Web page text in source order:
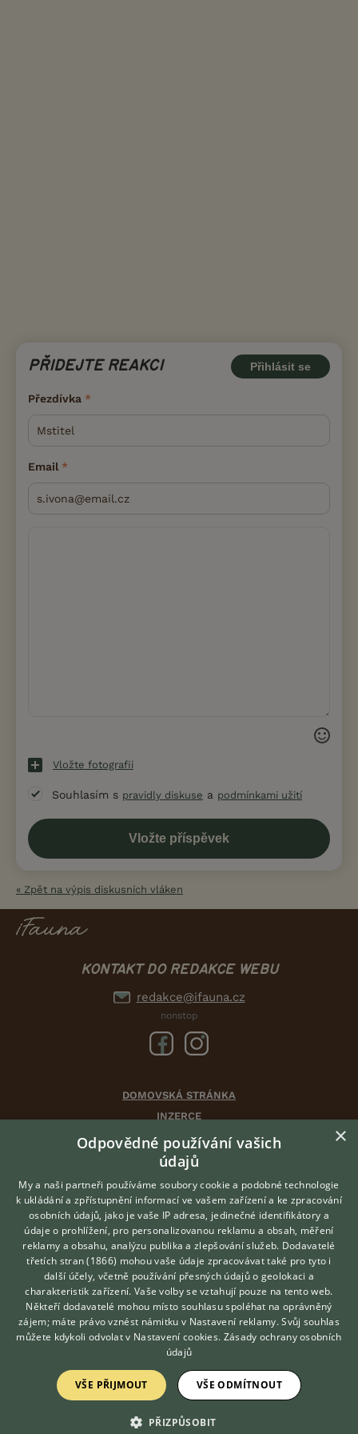
PŘIDEJTE REAKCI Přihlásit se
Přezdívka
Email
Vložte fotografii
Souhlasím s pravidly diskuse a podmínkami užití
« Zpět na výpis diskusních vláken
KONTAKT DO REDAKCE WEBU
redakce@ifauna.cz
nonstop
DOMOVSKÁ STRÁNKA
INZERCE
DISKUSE
ČLÁNKY
ATLAS
O nás
Kontakt
Možnosti zvýraznění inzerátů
Podmínky užití
Zpracování osobních údajů
Přihlášení
Registrace
Hledáte zvířecího kamaráda?
Zdarma vám poradí
VETERINÁŘ ONLINE
KONZULTOVAT S
VETERINÁŘEM
×
Odpovědné používání vašich
údajů
My a naši partneři používáme soubory cookie a podobné technologie
k ukládání a zpřístupnění informací ve vašem zařízení a ke zpracování
osobních údajů, jako je vaše IP adresa, jedinečné identifikátory a
údaje o prohlížení, pro personalizovanou reklamu a obsah, měření
reklamy a obsahu, analýzu publika a zlepšování služeb. Dodavatelé
třetích stran (1866) mohou vaše údaje zpracovávat také pro tyto i
další účely, včetně používání přesných údajů o geolokaci a
charakteristik zařízení. Vaše volby se vztahují pouze na tento web.
Někteří dodavatelé mohou místo souhlasu spoléhat na oprávněný
zájem; máte právo vznést námitku v Nastavení reklamy. Svůj souhlas
můžete kdykoli odvolat v Nastavení cookies. Zásady ochrany osobních
údajů
VŠE PŘIJMOUT VŠE ODMÍTNOUT
PŘIZPŮSOBIT